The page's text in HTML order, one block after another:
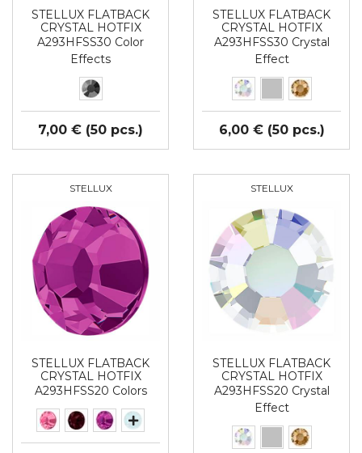
STELLUX FLATBACK
CRYSTAL HOTFIX
A293HFSS30 Color
Effects
7,00 € (50 pcs.)
STELLUX FLATBACK
CRYSTAL HOTFIX
A293HFSS30 Crystal
Effect
6,00 € (50 pcs.)
STELLUX
STELLUX FLATBACK
CRYSTAL HOTFIX
A293HFSS20 Colors
STELLUX
STELLUX FLATBACK
CRYSTAL HOTFIX
A293HFSS20 Crystal
Effect